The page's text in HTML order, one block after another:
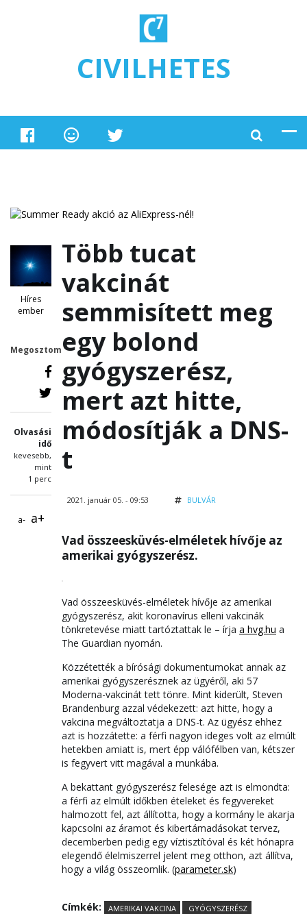
CIVILHETES
Híres
ember
Megosztom
Olvasási
idő
kevesebb,
mint
1 perc
a- a+
Több tucat
vakcinát
semmisített meg
egy bolond
gyógyszerész,
mert azt hitte,
módosítják a DNS-
t
2021. január 05. - 09:53 BULVÁR
Vad összeesküvés-elméletek hívője az
amerikai gyógyszerész.
Vad összeesküvés-elméletek hívője az amerikai
gyógyszerész, akit koronavírus elleni vakcinák
tönkretevése miatt tartóztattak le – írja a hvg.hu a
The Guardian nyomán.
Közzétették a bírósági dokumentumokat annak az
amerikai gyógyszerésznek az ügyéről, aki 57
Moderna-vakcinát tett tönre. Mint kiderült, Steven
Brandenburg azzal védekezett: azt hitte, hogy a
vakcina megváltoztatja a DNS-t. Az ügyész ehhez
azt is hozzátette: a férfi nagyon ideges volt az elmúlt
hetekben amiatt is, mert épp válófélben van, kétszer
is fegyvert vitt magával a munkába.
A bekattant gyógyszerész felesége azt is elmondta:
a férfi az elmúlt időkben ételeket és fegyvereket
halmozott fel, azt állította, hogy a kormány le akarja
kapcsolni az áramot és kibertámadásokat tervez,
decemberben pedig egy víztisztítóval és két hónapra
elegendő élelmiszerrel jelent meg otthon, azt állítva,
hogy a világ összeomlik. (parameter.sk)
Címkék: AMERIKAI VAKCINA GYÓGYSZERÉSZ